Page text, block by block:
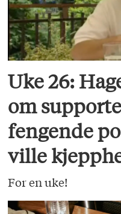
Uke 26:
om
fengende
ville
For en uke!